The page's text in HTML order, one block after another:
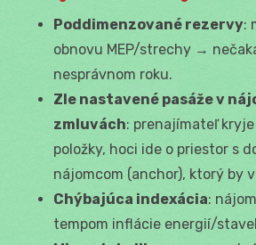
Poddimenzované rezervy:
obnovu MEP/strechy →
nesprávnom roku.
Zle nastavené pasáže v
zmluvách: prenajímateľ
položky, hoci ide o priestor s
nájomcom (anchor), ktorý by
Chýbajúca indexácia:
tempom inflácie energií/